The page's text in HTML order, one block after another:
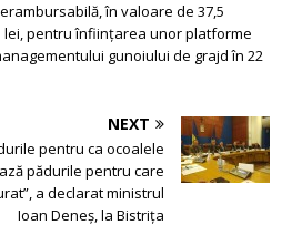
în valoare de 37,5
lei, pentru înființarea unor platforme
gunoiului de grajd în 22
NEXT
pentru ca ocoalele
pădurile pentru care
a declarat ministrul
Ioan Deneș, la Bistrița